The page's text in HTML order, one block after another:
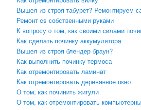
Вышел из строя табурет? Ремонтируем
Ремонт cs собственными руками
К вопросу о том, как своими силами
Как сделать починку аккумулятора
Вышел из строя блендер браун?
Как выполнить починку термоса
Как отремонтировать ламинат
Как отремонтировать деревянное окно
О том, как починить жигули
О том, как отремонтировать